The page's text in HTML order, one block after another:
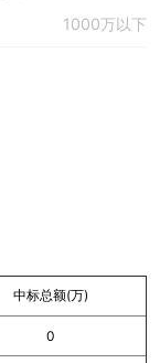
1000万以下
中标总额(万)
0